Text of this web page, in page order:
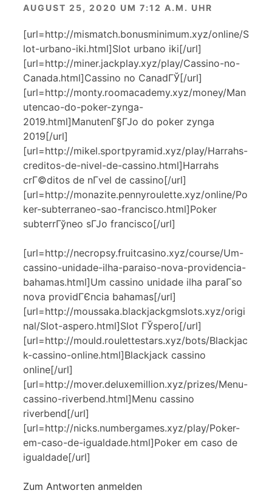
AUGUST 25, 2020 UM 7:12 A.M. UHR
[url=http://mismatch.bonusminimum.xyz/online/S
lot-urbano-iki.html]Slot urbano iki[/url]
[url=http://miner.jackplay.xyz/play/Cassino-no-
Canada.html]Cassino no CanadГЎ[/url]
[url=http://monty.roomacademy.xyz/money/Man
utencao-do-poker-zynga-
2019.html]ManutenГ§ГЈo do poker zynga
2019[/url]
[url=http://mikel.sportpyramid.xyz/play/Harrahs-
creditos-de-nivel-de-cassino.html]Harrahs
crГ©ditos de nГ­vel de cassino[/url]
[url=http://monazite.pennyroulette.xyz/online/Po
ker-subterraneo-sao-francisco.html]Poker
subterrГўneo sГЈo francisco[/url]
[url=http://necropsy.fruitcasino.xyz/course/Um-
cassino-unidade-ilha-paraiso-nova-providencia-
bahamas.html]Um cassino unidade ilha paraГ­so
nova providГЄncia bahamas[/url]
[url=http://moussaka.blackjackgmslots.xyz/origi
nal/Slot-aspero.html]Slot ГЎspero[/url]
[url=http://mould.roulettestars.xyz/bots/Blackjac
k-cassino-online.html]Blackjack cassino
online[/url]
[url=http://mover.deluxemillion.xyz/prizes/Menu-
cassino-riverbend.html]Menu cassino
riverbend[/url]
[url=http://nicks.numbergames.xyz/play/Poker-
em-caso-de-igualdade.html]Poker em caso de
igualdade[/url]
Zum Antworten anmelden